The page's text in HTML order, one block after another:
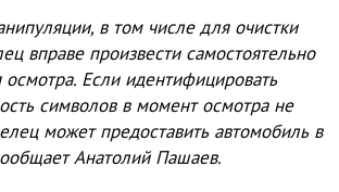
в том числе для очистки
вправе произвести самостоятельно
Если идентифицировать
символов в момент осмотра не
может предоставить автомобиль в
Анатолий Пашаев.